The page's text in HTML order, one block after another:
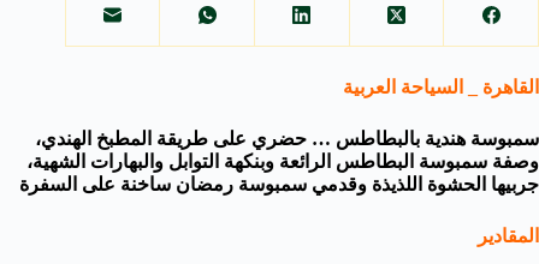
القاهرة _ السياحة العربية
سمبوسة هندية بالبطاطس … حضري على طريقة المطبخ الهندي،
وصفة سمبوسة البطاطس الرائعة وبنكهة التوابل والبهارات الشهية،
جربيها الحشوة اللذيذة وقدمي سمبوسة رمضان ساخنة على السفرة
المقادير